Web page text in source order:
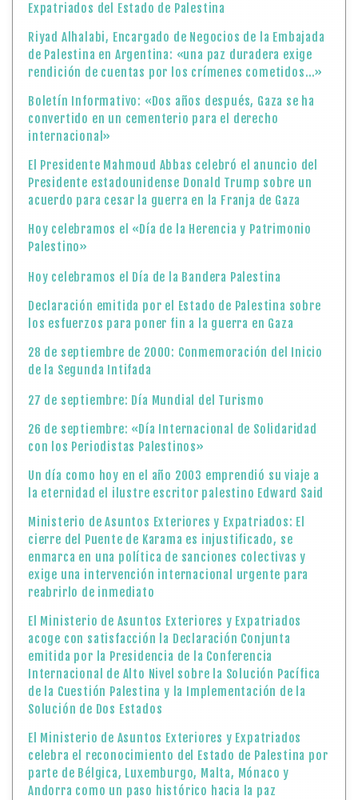
Expatriados del Estado de Palestina
Riyad Alhalabi, Encargado de Negocios de la Embajada
de Palestina en Argentina: «una paz duradera exige
rendición de cuentas por los crímenes cometidos…»
Boletín Informativo: «Dos años después, Gaza se ha
convertido en un cementerio para el derecho
internacional»
El Presidente Mahmoud Abbas celebró el anuncio del
Presidente estadounidense Donald Trump sobre un
acuerdo para cesar la guerra en la Franja de Gaza
Hoy celebramos el «Día de la Herencia y Patrimonio
Palestino»
Hoy celebramos el Día de la Bandera Palestina
Declaración emitida por el Estado de Palestina sobre
los esfuerzos para poner fin a la guerra en Gaza
28 de septiembre de 2000: Conmemoración del Inicio
de la Segunda Intifada
27 de septiembre: Día Mundial del Turismo
26 de septiembre: «Día Internacional de Solidaridad
con los Periodistas Palestinos»
Un día como hoy en el año 2003 emprendió su viaje a
la eternidad el ilustre escritor palestino Edward Said
Ministerio de Asuntos Exteriores y Expatriados: El
cierre del Puente de Karama es injustificado, se
enmarca en una política de sanciones colectivas y
exige una intervención internacional urgente para
reabrirlo de inmediato
El Ministerio de Asuntos Exteriores y Expatriados
acoge con satisfacción la Declaración Conjunta
emitida por la Presidencia de la Conferencia
Internacional de Alto Nivel sobre la Solución Pacífica
de la Cuestión Palestina y la Implementación de la
Solución de Dos Estados
El Ministerio de Asuntos Exteriores y Expatriados
celebra el reconocimiento del Estado de Palestina por
parte de Bélgica, Luxemburgo, Malta, Mónaco y
Andorra como un paso histórico hacia la paz